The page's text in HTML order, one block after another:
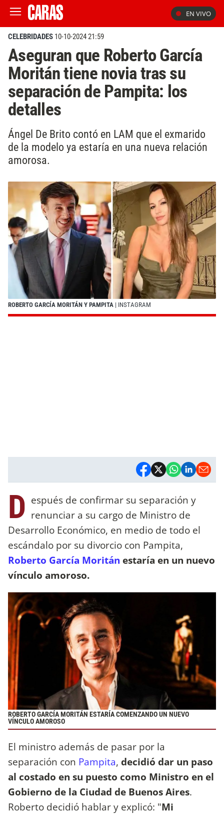
EN VIVO
CELEBRIDADES 10-10-2024 21:59
Aseguran que Roberto García
Moritán tiene novia tras su
separación de Pampita: los
detalles
Ángel De Brito contó en LAM que el exmarido
de la modelo ya estaría en una nueva relación
amorosa.
ROBERTO GARCÍA MORITÁN Y PAMPITA | INSTAGRAM
D espués de confirmar su separación y
renunciar a su cargo de Ministro de
Desarrollo Económico, en medio de todo el
escándalo por su divorcio con Pampita,
Roberto García Moritán estaría en un nuevo
vínculo amoroso.
ROBERTO GARCÍA MORITÁN ESTARÍA COMENZANDO UN NUEVO
VÍNCULO AMOROSO
El ministro además de pasar por la
separación con Pampita, decidió dar un paso
al costado en su puesto como Ministro en el
Gobierno de la Ciudad de Buenos Aires.
Roberto decidió hablar y explicó: "Mi